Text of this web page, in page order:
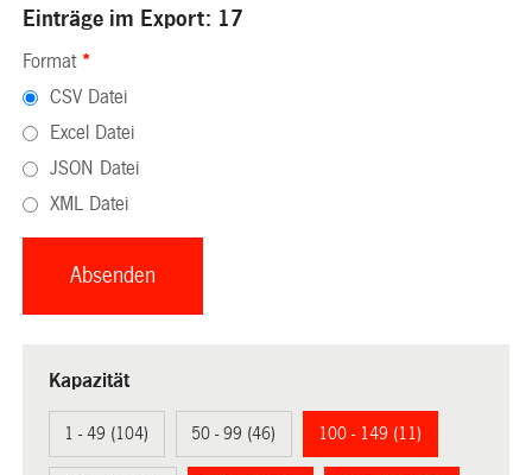
Einträge im Export: 17
Format *
CSV Datei
Excel Datei
JSON Datei
XML Datei
Kapazität
1 - 49 (104) 50 - 99 (46) 100 - 149 (11)